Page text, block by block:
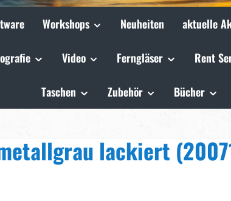
Workshops Neuheiten aktuelle
Video Ferngläser Rent
Taschen Zubehör Bücher
lackiert